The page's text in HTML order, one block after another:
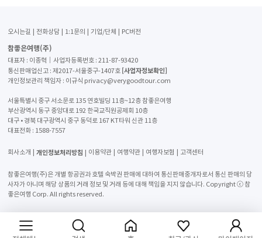
오시는길 전화상담 1:1문의 기업/단체 PC버전
참좋은여행(주)
대표자 : 이종혁│사업자등록번호 : 211-87-93420
통신판매업신고 : 제2017-서울중구-1407호 [사업자정보확인]
개인정보관리 책임자 : 이규식 privacy@verygoodtour.com
서울특별시 중구 서소문로 135 연호빌딩 11층~12층 참좋은여행
부산광역시 동구 중앙대로 192 한국교직원공제회 10층
대구 • 경북 대구광역시 중구 동덕로 167 KT타워 신관 11층
대표전화 : 1588-7557
회사소개 개인정보처리방침 이용약관 여행약관 여행자보험 고객센터
참좋은여행(주)은 개별 항공권과 호텔 숙박권 판매에 대하여 통신판매중개자로서 통신 판매의 당
사자가 아니며 해당 상품의 거래 정보 및 거래 등에 대해 책임을 지지 않습니다. Copyright ⓒ 참
좋은여행 Corp. All rights reserved.